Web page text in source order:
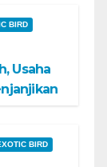
BIRD
Usaha
BIRD